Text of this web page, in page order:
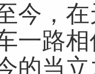
，在
一路
的当